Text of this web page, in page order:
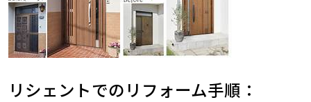
リシェントでのリフォーム手順：